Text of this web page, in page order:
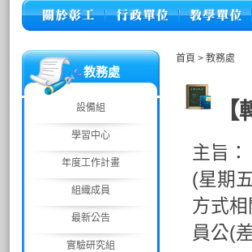
教務處
設備組
學習中心
年度工作計畫
組織成員
最新公告
實驗研究組
首頁 > 教務處
主旨
(星期
方式
員公(